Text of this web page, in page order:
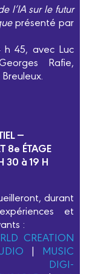
l’IA sur le futur
présenté par
h 45, avec Luc
Rafie,
—
8e ÉTAGE
30 à 19 H
durant
et
:
CREATION
| MUSIC
DIGI-